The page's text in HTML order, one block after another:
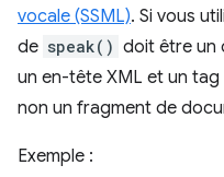
vocale (SSML). Si vous
de speak() doit être un
un en-tête XML et un tag
non un fragment de
Exemple :